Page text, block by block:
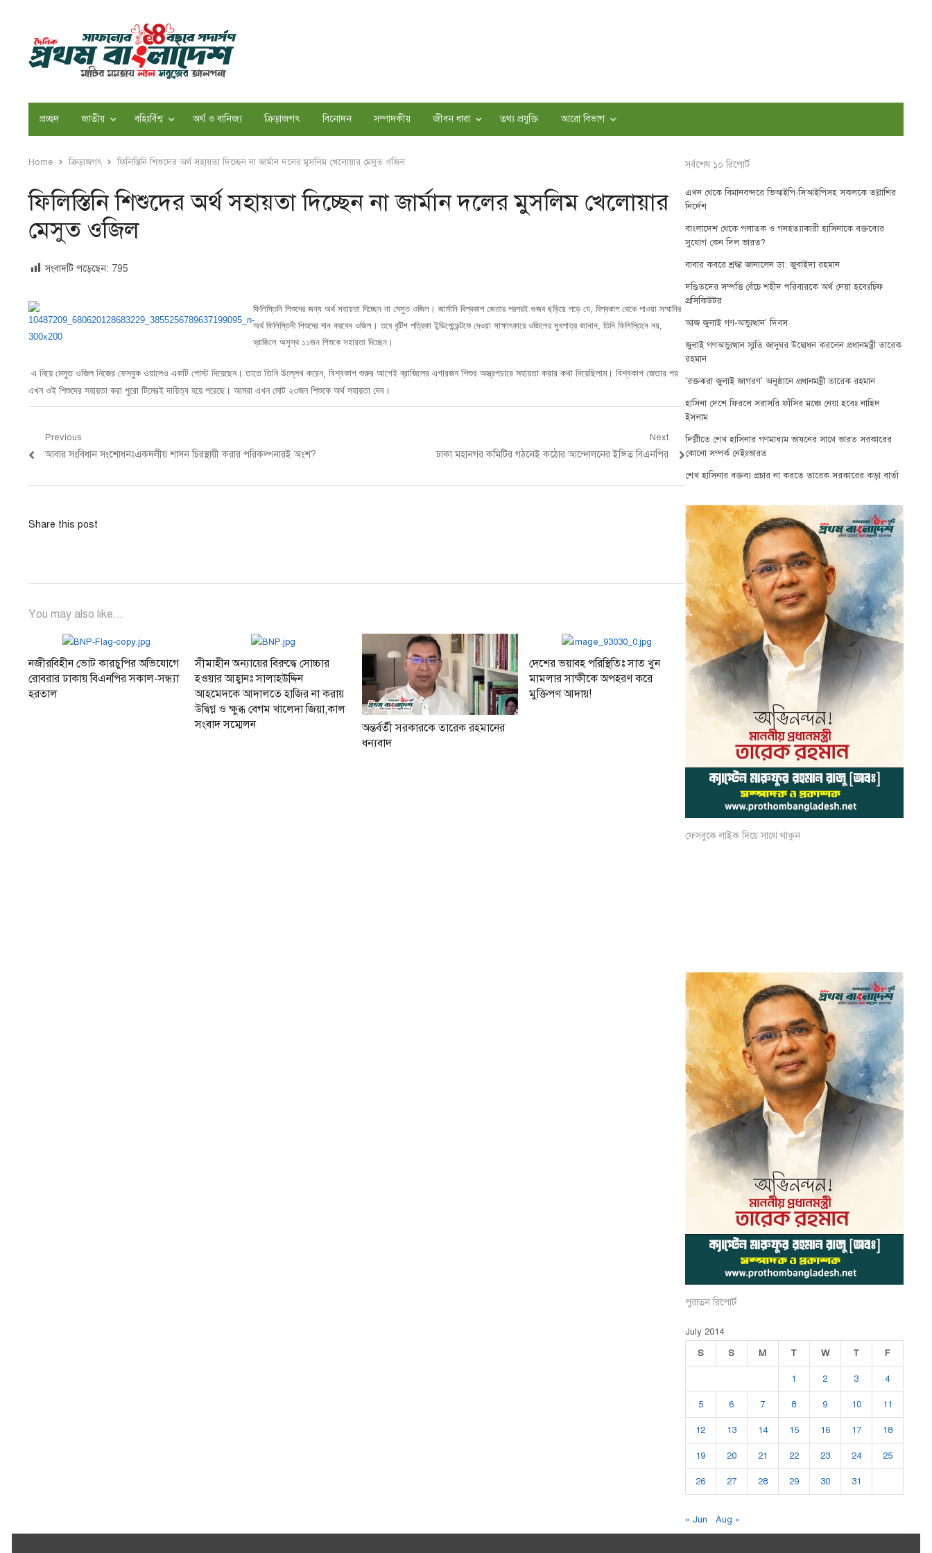
প্রচ্ছদ জাতীয় বহিঃর্বিশ্ব অর্থ ও বানিজ্য ক্রিড়াজগৎ বিনোদন সম্পাদকীয় জীবন ধারা তথ্য প্রযুক্তি আরো বিভাগ
Home ক্রিড়াজগৎ ফিলিস্তিনি শিশুদের অর্থ সহায়তা দিচ্ছেন না জার্মান দলের মুসলিম খেলোয়ার মেসুত ওজিল
ফিলিস্তিনি শিশুদের অর্থ সহায়তা দিচ্ছেন না জার্মান দলের মুসলিম খেলোয়ার
মেসুত ওজিল
সংবাদটি পড়েছেন: 795
ফিলিস্তিনি শিশুদের জন্য অর্থ সহায়তা দিচ্ছেন না মেসুত ওজিল। জার্মানি বিশ্বকাপ জেতার পরপরই গুজব ছড়িয়ে পড়ে যে, বিশ্বকাপ থেকে পাওয়া সম্মানির
অর্থ ফিলিস্তিনী শিশুদের দান করবেন ওজিল। তবে বৃটিশ পত্রিকা ইন্ডিপেন্ডেন্টকে দেওয়া সাক্ষাৎকারে ওজিলের মুখপাত্র জানান, তিনি ফিলিস্তিনে নয়,
ব্রাজিলে অসুস্থ ১১জন শিশুকে সহায়তা দিচ্ছেন।
এ নিয়ে মেসুত ওজিল নিজের ফেসবুক ওয়ালেও একটি পোস্ট দিয়েছেন। তাতে তিনি উল্লেখ করেন, বিশ্বকাপ শুরুর আগেই ব্রাজিলের এগারজন শিশুর অস্ত্রপচারে সহায়তা করার কথা দিয়েছিলাম। বিশ্বকাপ জেতার পর
এখন ওই শিশুদের সহায়তা করা পুরো টিমেরই দায়িত্ব হয়ে পরেছে। আমরা এখন মোট ২৩জন শিশুকে অর্থ সহায়তা দেব।
Post
navigation
Previous
Previous
আবার সংবিধান সংশোধনঃএকদলীয় শাসন চিরস্থায়ী করার পরিকল্পনারই অংশ?
Next
Next
ঢাকা মহানগর কমিটির গঠনেই কঠোর আন্দোলনের ইঙ্গিত বিএনপির
Share this post
You may also like...
নজীরবিহীন ভোট কারচুপির অভিযোগে
রোবরার ঢাকায় বিএনপির সকাল-সন্ধ্যা
হরতাল
সীমাহীন অন্যায়ের বিরুদ্ধে সোচ্চার
হওয়ার আহ্বানঃ সালাহউদ্দিন
আহমেদকে আদালতে হাজির না করায়
উদ্বিগ্ন ও ক্ষুব্ধ বেগম খালেদা জিয়া,কাল
সংবাদ সম্মেলন
অন্তর্বর্তী সরকারকে তারেক রহমানের
ধন্যবাদ
দেশের ভয়াবহ পরিস্থিতিঃ সাত খুন
মামলার সাক্ষীকে অপহরণ করে
মুক্তিপণ আদায়!
সর্বশেষ ১০ রিপোর্ট
এখন থেকে বিমানবন্দরে ভিআইপি-সিআইপিসহ সকলকে তল্লাশির
নির্দেশ
বাংলাদেশ থেকে পলাতক ও গনহত্যাকারী হাসিনাকে বক্তব্যের
সুযোগ কেন দিল ভারত?
বাবার কবরে শ্রদ্ধা জানালেন ডা: জুবাইদা রহমান
দণ্ডিতদের সম্পত্তি বেঁচে শহীদ পরিবারকে অর্থ দেয়া হবেঃচিফ
প্রসিকিউটর
আজ জুলাই গণ-অভ্যুত্থান’ দিবস
জুলাই গণঅভ্যুত্থান স্মৃতি জাদুঘর উদ্বোধন করলেন প্রধানমন্ত্রী তারেক
রহমান
‘রক্তঝরা জুলাই জাগরণ’ অনুষ্ঠানে প্রধানমন্ত্রী তারেক রহমান
হাসিনা দেশে ফিরলে সরাসরি ফাঁসির মঞ্চে নেয়া হবেঃ নাহিদ
ইসলাম
দিল্লীতে শেখ হাসিনার গণমাধ্যম ভাষনের সাথে ভারত সরকারের
কোনো সম্পর্ক নেইঃভারত
শেখ হাসিনার বক্তব্য প্রচার না করতে তারেক সরকারের কড়া বার্তা
ফেসবুকে লাইক দিয়ে সাথে থাকুন
পুরাতন রিপোর্ট
July 2014
S
S M T W T F
1 2 3 4
5 6 7 8 9 10 11
12 13 14 15 16 17 18
19 20 21 22 23 24 25
26 27 28 29 30 31
« Jun Aug »